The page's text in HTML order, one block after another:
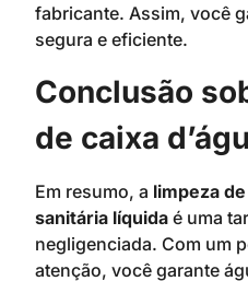
fabricante. Assim, você
segura e eficiente.
Conclusão
de caixa
Em resumo, a limpeza
sanitária líquida é uma
negligenciada. Com um
atenção, você garante